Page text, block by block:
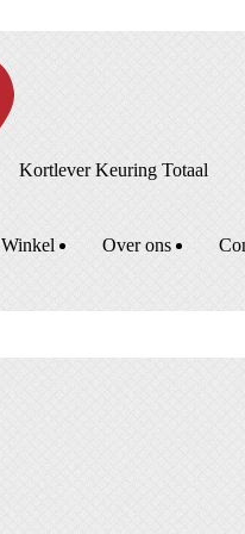
Kortlever Keuring Totaal
Winkel Over ons